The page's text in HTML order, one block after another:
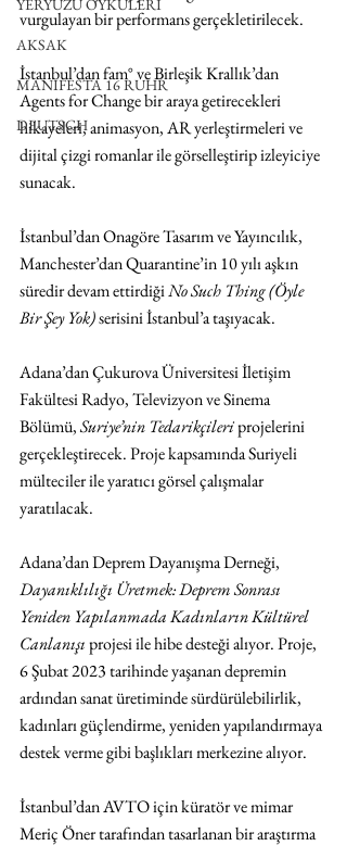
YERYÜZÜ ÖYKÜLERİ
AKSAK
MANIFESTA 16 RUHR
DEUTSCH
vurgulayan bir performans gerçekletirilecek.
İstanbul’dan fam° ve Birleşik Krallık’dan
Agents for Change bir araya getirecekleri
hikayeleri, animasyon, AR yerleştirmeleri ve
dijital çizgi romanlar ile görselleştirip izleyiciye
sunacak.
İstanbul’dan Onagöre Tasarım ve Yayıncılık,
Manchester’dan Quarantine’in 10 yılı aşkın
süredir devam ettirdiği No Such Thing (Öyle
Bir Şey Yok) serisini İstanbul’a taşıyacak.
Adana’dan Çukurova Üniversitesi İletişim
Fakültesi Radyo, Televizyon ve Sinema
Bölümü, Suriye’nin Tedarikçileri projelerini
gerçekleştirecek. Proje kapsamında Suriyeli
mülteciler ile yaratıcı görsel çalışmalar
yaratılacak.
Adana’dan Deprem Dayanışma Derneği,
Dayanıklılığı Üretmek: Deprem Sonrası
Yeniden Yapılanmada Kadınların Kültürel
Canlanışı projesi ile hibe desteği alıyor. Proje,
6 Şubat 2023 tarihinde yaşanan depremin
ardından sanat üretiminde sürdürülebilirlik,
kadınları güçlendirme, yeniden yapılandırmaya
destek verme gibi başlıkları merkezine alıyor.
İstanbul’dan AVTO için küratör ve mimar
Meriç Öner tarafından tasarlanan bir araştırma